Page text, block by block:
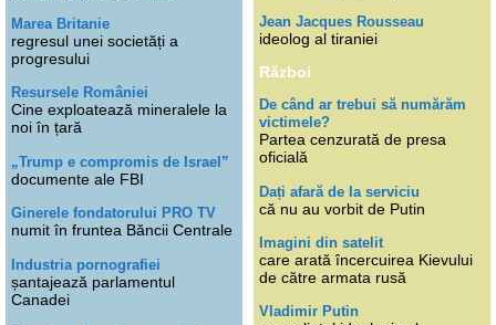
Marea Britanie
regresul unei societăți a
progresului
Resursele României
Cine exploatează mineralele la
noi în țară
„Trump e compromis de Israel”
documente ale FBI
Ginerele fondatorului PRO TV
numit în fruntea Băncii Centrale
Industria pornografiei
șantajează parlamentul
Canadei
Jean Jacques Rousseau
ideolog al tiraniei
Război
De când ar trebui să numărăm
victimele?
Partea cenzurată de presa
oficială
Dați afară de la serviciu
că nu au vorbit de Putin
Imagini din satelit
care arată încercuirea Kievului
de către armata rusă
Vladimir Putin